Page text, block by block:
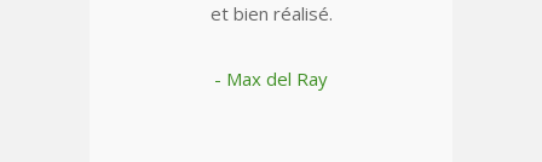
et bien réalisé.
- Max del Ray